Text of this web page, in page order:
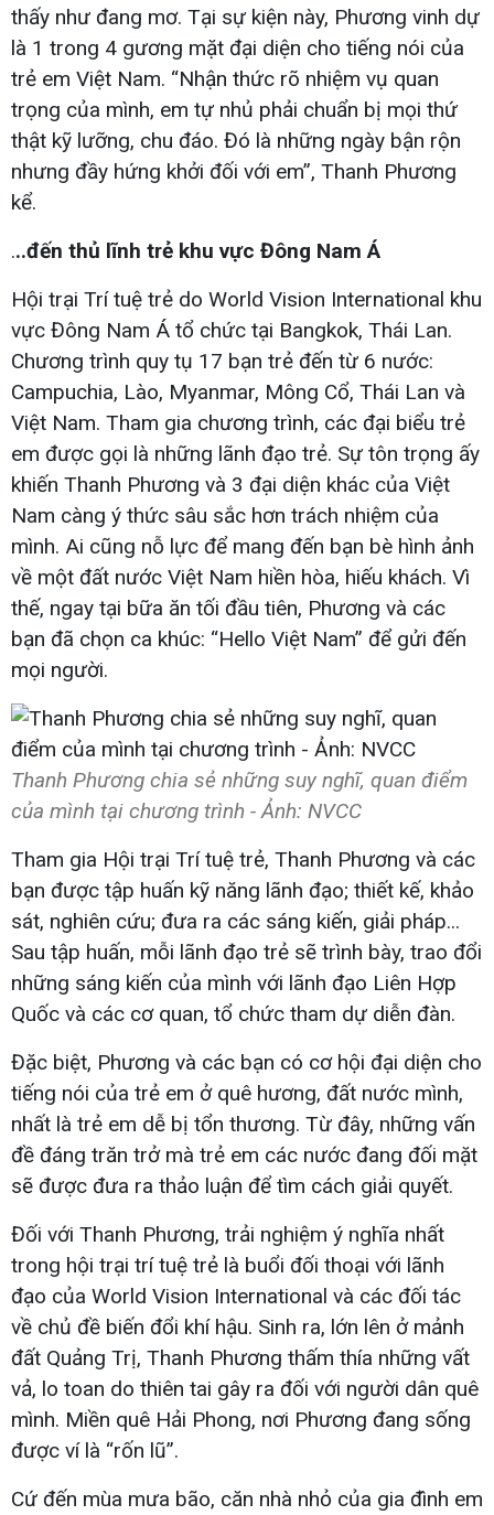
thấy như đang mơ. Tại sự kiện này, Phương vinh dự
là 1 trong 4 gương mặt đại diện cho tiếng nói của
trẻ em Việt Nam. “Nhận thức rõ nhiệm vụ quan
trọng của mình, em tự nhủ phải chuẩn bị mọi thứ
thật kỹ lưỡng, chu đáo. Đó là những ngày bận rộn
nhưng đầy hứng khởi đối với em”, Thanh Phương
kể.
...đến thủ lĩnh trẻ khu vực Đông Nam Á
Hội trại Trí tuệ trẻ do World Vision International khu
vực Đông Nam Á tổ chức tại Bangkok, Thái Lan.
Chương trình quy tụ 17 bạn trẻ đến từ 6 nước:
Campuchia, Lào, Myanmar, Mông Cổ, Thái Lan và
Việt Nam. Tham gia chương trình, các đại biểu trẻ
em được gọi là những lãnh đạo trẻ. Sự tôn trọng ấy
khiến Thanh Phương và 3 đại diện khác của Việt
Nam càng ý thức sâu sắc hơn trách nhiệm của
mình. Ai cũng nỗ lực để mang đến bạn bè hình ảnh
về một đất nước Việt Nam hiền hòa, hiếu khách. Vì
thế, ngay tại bữa ăn tối đầu tiên, Phương và các
bạn đã chọn ca khúc: “Hello Việt Nam” để gửi đến
mọi người.
Thanh Phương chia sẻ những suy nghĩ, quan điểm
của mình tại chương trình - Ảnh: NVCC
Tham gia Hội trại Trí tuệ trẻ, Thanh Phương và các
bạn được tập huấn kỹ năng lãnh đạo; thiết kế, khảo
sát, nghiên cứu; đưa ra các sáng kiến, giải pháp...
Sau tập huấn, mỗi lãnh đạo trẻ sẽ trình bày, trao đổi
những sáng kiến của mình với lãnh đạo Liên Hợp
Quốc và các cơ quan, tổ chức tham dự diễn đàn.
Đặc biệt, Phương và các bạn có cơ hội đại diện cho
tiếng nói của trẻ em ở quê hương, đất nước mình,
nhất là trẻ em dễ bị tổn thương. Từ đây, những vấn
đề đáng trăn trở mà trẻ em các nước đang đối mặt
sẽ được đưa ra thảo luận để tìm cách giải quyết.
Đối với Thanh Phương, trải nghiệm ý nghĩa nhất
trong hội trại trí tuệ trẻ là buổi đối thoại với lãnh
đạo của World Vision International và các đối tác
về chủ đề biến đổi khí hậu. Sinh ra, lớn lên ở mảnh
đất Quảng Trị, Thanh Phương thấm thía những vất
vả, lo toan do thiên tai gây ra đối với người dân quê
mình. Miền quê Hải Phong, nơi Phương đang sống
được ví là “rốn lũ”.
Cứ đến mùa mưa bão, căn nhà nhỏ của gia đình em